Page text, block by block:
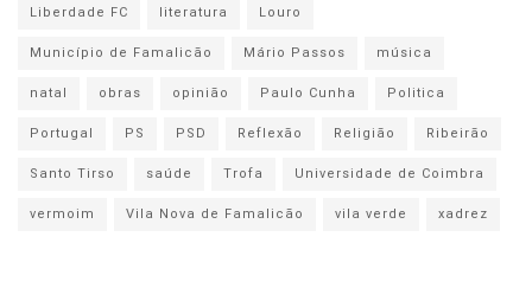
Liberdade FC
literatura
Louro
Município de Famalicão
Mário Passos
música
natal
obras opinião Paulo Cunha
Politica
Portugal
PS PSD Reflexão Religião
Ribeirão
Santo Tirso
saúde Trofa
Universidade de Coimbra
vermoim
Vila Nova de Famalicão vila verde xadrez